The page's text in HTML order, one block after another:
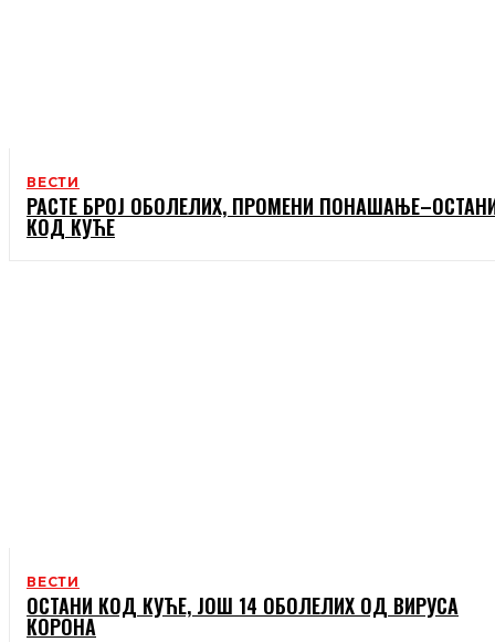
ВЕСТИ
РАСТЕ БРОЈ ОБОЛЕЛИХ, ПРОМЕНИ
КОД КУЋЕ
ВЕСТИ
ОСТАНИ КОД КУЋЕ, ЈОШ 14 ОБОЛЕЛИХ ОД ВИРУСА
КОРОНА